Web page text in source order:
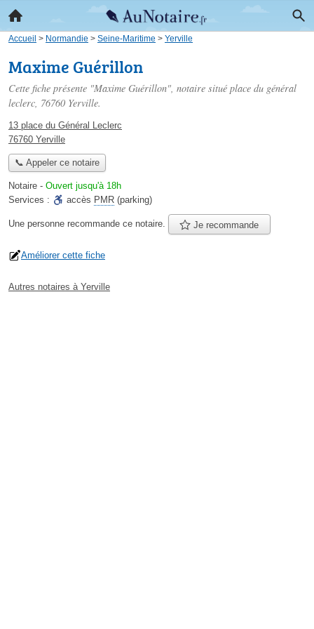
Accueil > Normandie > Seine-Maritime > Yerville
Maxime Guérillon
Cette fiche présente "Maxime Guérillon", notaire situé place du général
leclerc, 76760 Yerville.
13 place du Général Leclerc
76760 Yerville
📞 Appeler ce notaire
Notaire - Ouvert jusqu'à 18h
Services :
accès PMR (parking)
Une personne recommande ce notaire. Je recommande
Améliorer cette fiche
Autres notaires à Yerville